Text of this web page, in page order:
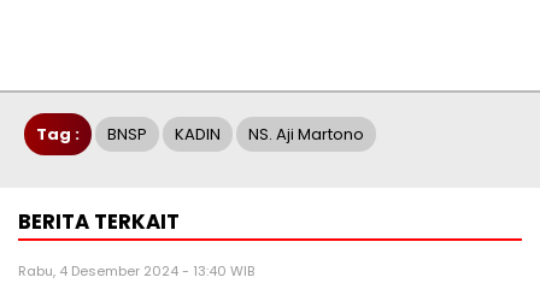
Tag : BNSP KADIN NS. Aji Martono
BERITA TERKAIT
Rabu, 4 Desember 2024 - 13:40 WIB